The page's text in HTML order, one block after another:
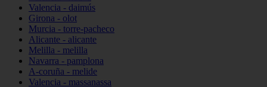
Valencia - daimús
Girona - olot
Murcia - torre-pacheco
Alicante - alicante
Melilla - melilla
Navarra - pamplona
A-coruña - melide
Valencia - massanassa